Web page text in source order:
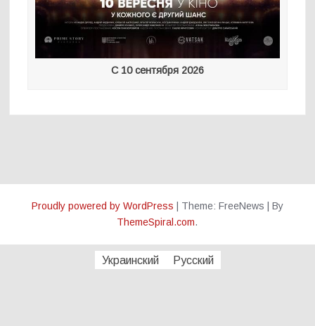
С 10 сентября 2026
Proudly powered by WordPress | Theme: FreeNews | By
ThemeSpiral.com.
Украинский Русский